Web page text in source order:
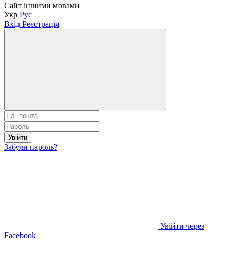
Сайт іншими мовами
Укр Рус
Вхід Реєстрація
Увійти
Забули пароль?
Увійти через
Facebook